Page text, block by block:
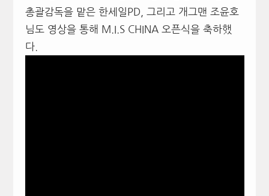
총괄감독을 맡은 한세일PD, 그리고 개그맨 조윤호
님도 영상을 통해 M.I.S CHINA 오픈식을 축하했
다.